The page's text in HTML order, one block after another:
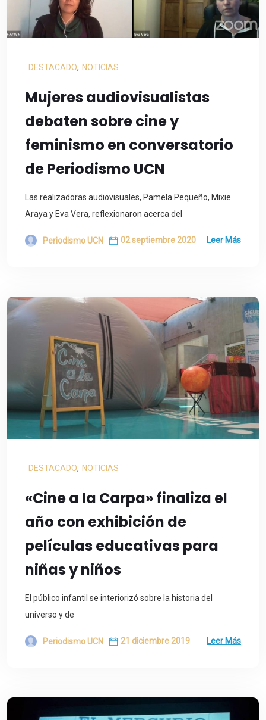
DESTACADO, NOTICIAS
Mujeres audiovisualistas
debaten sobre cine y
feminismo en conversatorio
de Periodismo UCN
Las realizadoras audiovisuales, Pamela Pequeño, Mixie
Araya y Eva Vera, reflexionaron acerca del
Periodismo UCN 02 septiembre 2020 Leer Más
DESTACADO, NOTICIAS
«Cine a la Carpa» finaliza el
año con exhibición de
películas educativas para
niñas y niños
El público infantil se interiorizó sobre la historia del
universo y de
Periodismo UCN 21 diciembre 2019 Leer Más